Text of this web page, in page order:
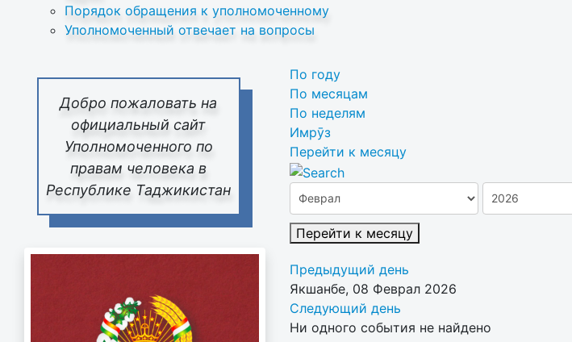
Порядок обращения к уполномоченному
Уполномоченный отвечает на вопросы
Добро пожаловать на
официальный сайт
Уполномоченного по
правам человека в
Республике Таджикистан
По году
По месяцам
По неделям
Имрӯз
Перейти к месяцу
Перейти к месяцу
Предыдущий день
Якшанбе, 08 Феврал 2026
Следующий день
Ни одного события не найдено